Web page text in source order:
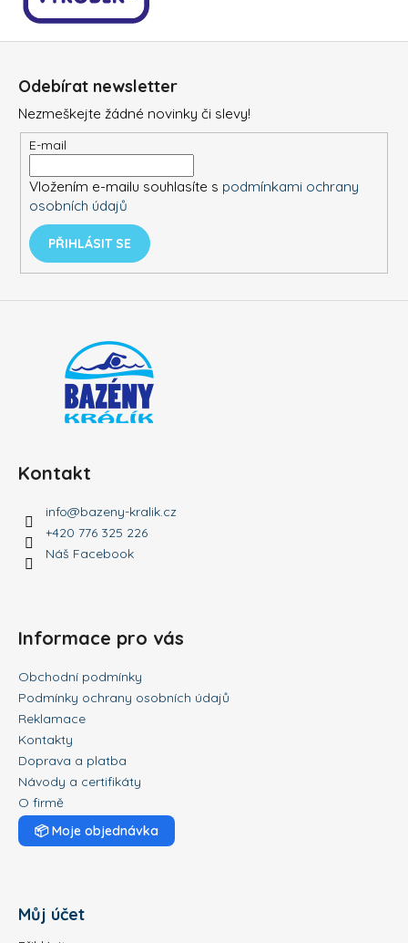
Odebírat newsletter
Nezmeškejte žádné novinky či slevy!
E-mail
Vložením e-mailu souhlasíte s podmínkami ochrany
osobních údajů
PŘIHLÁSIT SE
Kontakt
info@bazeny-kralik.cz
+420 776 325 226
Náš Facebook
Informace pro vás
Obchodní podmínky
Podmínky ochrany osobních údajů
Reklamace
Kontakty
Doprava a platba
Návody a certifikáty
O firmě
📦Moje objednávka
Můj účet